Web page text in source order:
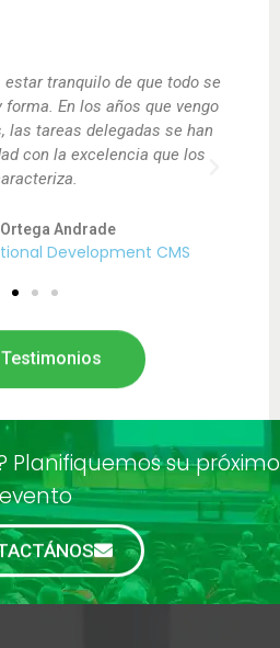
es una empresa seria y muy
con ellos ha sido muy
obtenido los resultados que
alcanzar de manera A-1.
General Promuc
Planifiquemos su próximo